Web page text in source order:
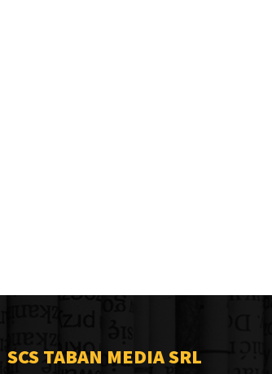
SCS TABAN MEDIA SRL